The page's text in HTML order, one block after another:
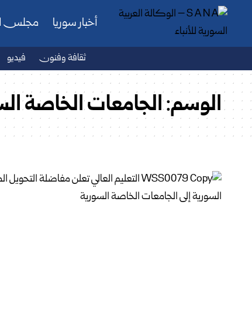
أخبار سوريا مجلس
ثقافة وفنون فيديو
الوسم:الجامعات الخاصة